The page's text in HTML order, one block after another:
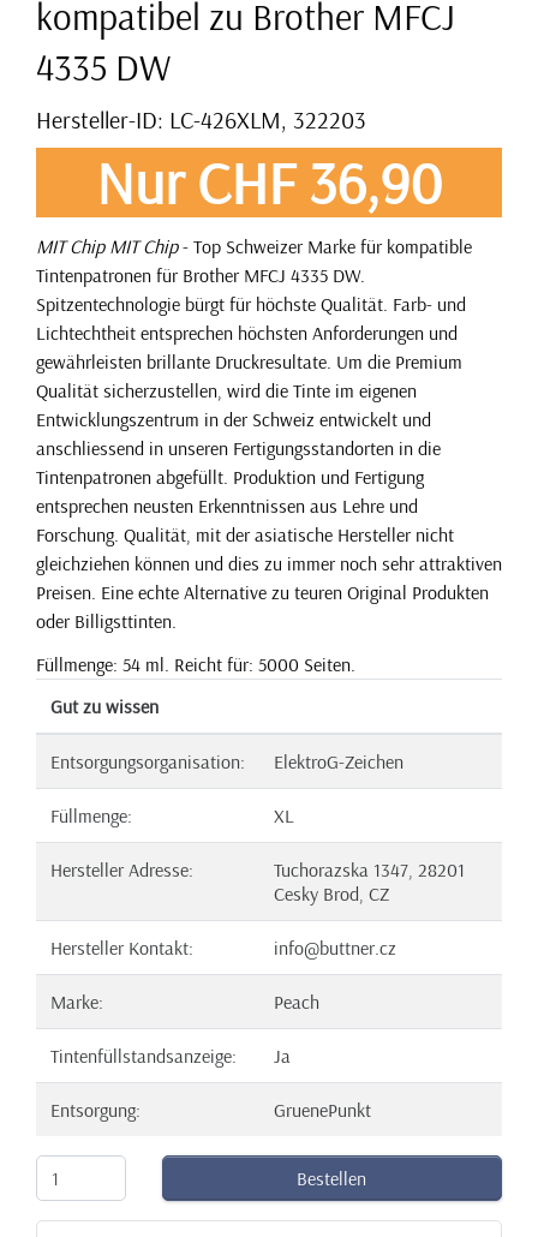
kompatibel zu Brother MFCJ
4335 DW
Hersteller-ID: LC-426XLM, 322203
Nur CHF 36,90
MIT Chip MIT Chip- Top Schweizer Marke für kompatible
Tintenpatronen für Brother MFCJ 4335 DW.
Spitzentechnologie bürgt für höchste Qualität. Farb- und
Lichtechtheit entsprechen höchsten Anforderungen und
gewährleisten brillante Druckresultate. Um die Premium
Qualität sicherzustellen, wird die Tinte im eigenen
Entwicklungszentrum in der Schweiz entwickelt und
anschliessend in unseren Fertigungsstandorten in die
Tintenpatronen abgefüllt. Produktion und Fertigung
entsprechen neusten Erkenntnissen aus Lehre und
Forschung. Qualität, mit der asiatische Hersteller nicht
gleichziehen können und dies zu immer noch sehr attraktiven
Preisen. Eine echte Alternative zu teuren Original Produkten
oder Billigsttinten.
Füllmenge: 54 ml. Reicht für: 5000 Seiten.
Gut zu wissen
Entsorgungsorganisation: ElektroG-Zeichen
Füllmenge: XL
Hersteller Adresse:
Tuchorazska 1347, 28201
Cesky Brod, CZ
Hersteller Kontakt: info@buttner.cz
Marke: Peach
Tintenfüllstandsanzeige: Ja
Entsorgung: GruenePunkt
Bestellen